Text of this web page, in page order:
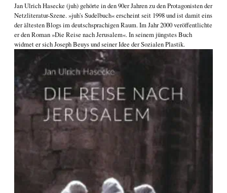
Jan Ulrich Hasecke (juh) gehörte in den 90er Jahren zu den Protagonisten der
Netzliteratur-Szene. »juh's Sudelbuch« erscheint seit 1998 und ist damit eins
der ältesten Blogs im deutschsprachigen Raum. Im Jahr 2000 veröffentlichte
er den Roman»Die Reise nach Jerusalem«. In seinem jüngstes Buch
widmet er sichJoseph Beuys und seiner Idee der Sozialen Plastik.